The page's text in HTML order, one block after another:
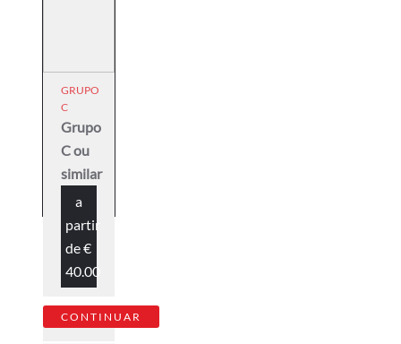
GRUPO
C
Grupo
C ou
similar
a
partir
de€
40.00
CONTINUAR